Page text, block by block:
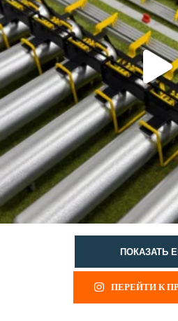
ПОКАЗАТЬ
ПЕРЕЙТИ К